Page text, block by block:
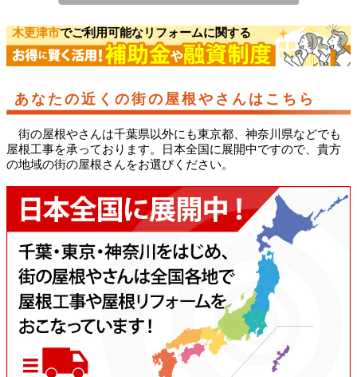
木更津市でご利用可能なリフォームに関する
あなたの近くの街の屋根やさんはこちら
街の屋根やさんは千葉県以外にも東京都、神奈川県などでも
屋根工事を承っております。日本全国に展開中ですので、貴方
の地域の街の屋根さんをお選びください。